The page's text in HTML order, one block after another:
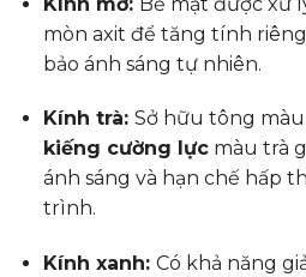
mòn axit để tăng tính
bảo ánh sáng tự nhiên.
Kính trà: Sở hữu tông
kiếng cường lựcmàu trà
ánh sáng và hạn chế hấp
trình.
Kính xanh: Có khả năng